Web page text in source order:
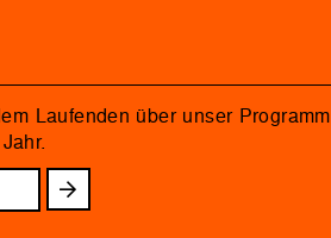
Laufenden über unser Programm